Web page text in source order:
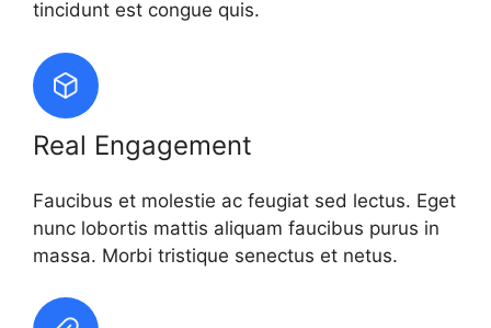
tincidunt est congue quis.
Real Engagement
Faucibus et molestie ac feugiat sed lectus. Eget
nunc lobortis mattis aliquam faucibus purus in
massa. Morbi tristique senectus et netus.